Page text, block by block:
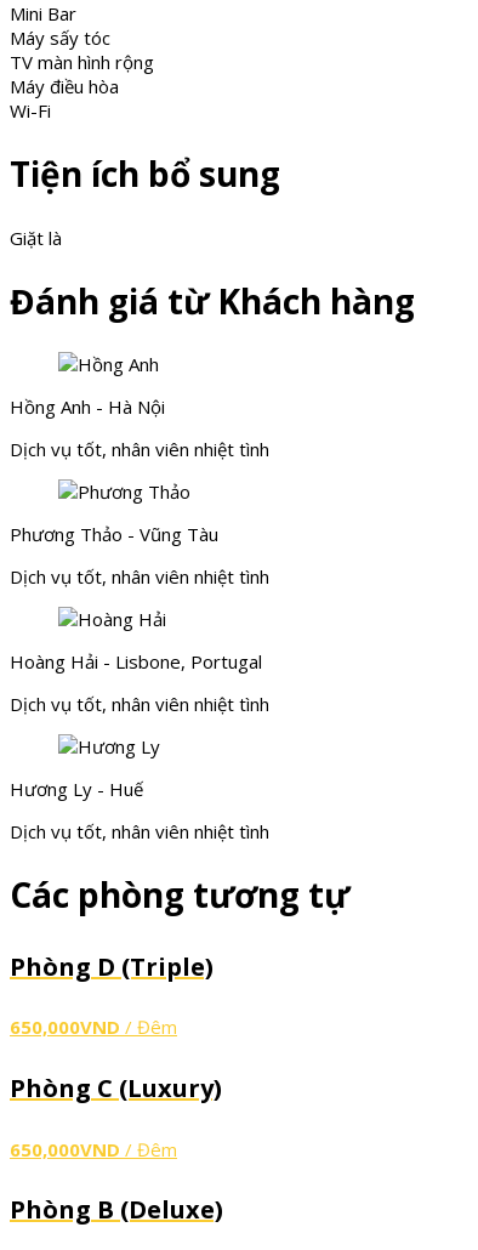
Mini Bar
Máy sấy tóc
TV màn hình rộng
Máy điều hòa
Wi-Fi
Tiện ích bổ sung
Giặt là
Đánh giá từ Khách hàng
Hồng Anh - Hà Nội
Dịch vụ tốt, nhân viên nhiệt tình
Phương Thảo - Vũng Tàu
Dịch vụ tốt, nhân viên nhiệt tình
Hoàng Hải - Lisbone, Portugal
Dịch vụ tốt, nhân viên nhiệt tình
Hương Ly - Huế
Dịch vụ tốt, nhân viên nhiệt tình
Các phòng tương tự
Phòng D (Triple)
650,000VND / Đêm
Phòng C (Luxury)
650,000VND / Đêm
Phòng B (Deluxe)